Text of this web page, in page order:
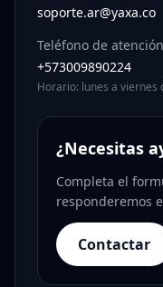
soporte.ar@yaxa.co
Teléfono de atención
+573009890224
Horario: lunes a viernes
¿Necesitas
Completa el
responderemos
Contactar